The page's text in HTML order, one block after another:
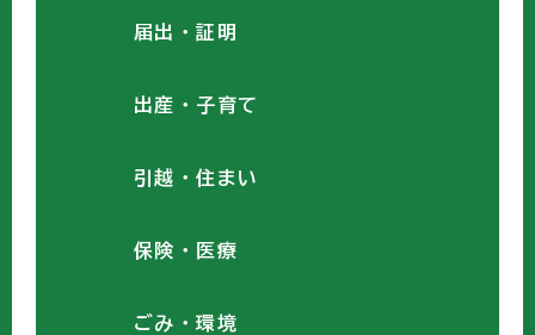
届出・証明
出産・子育て
引越・住まい
保険・医療
ごみ・環境